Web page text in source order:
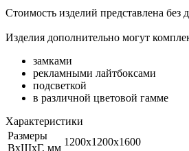
Стоимость изделий представлена
Изделия дополнительно могут
замками
рекламными лайтбоксами
подсветкой
в различной цветовой гамме
Характеристики
Размеры
ВхШхГ, мм
1200х1200х1600